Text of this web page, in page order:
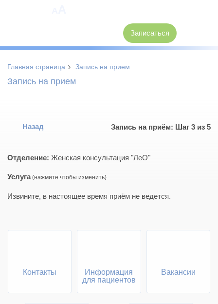
Записаться
Главная страница › Запись на прием
Запись на прием
Назад Запись на приём: Шаг 3 из 5
Отделение: Женская консультация "ЛеО"
Услуга
Извините, в настоящее время приём не ведется.
Контакты
Информация
для пациентов
Вакансии